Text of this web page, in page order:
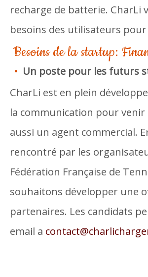
recharge de batterie. CharLi
besoins des utilisateurs
Besoins de la startup:
Un poste pour les futurs
CharLi est en plein
la communication pour
aussi un agent commercial.
rencontré par les
Fédération Française de
souhaitons développer une
partenaires. Les candidats
email a